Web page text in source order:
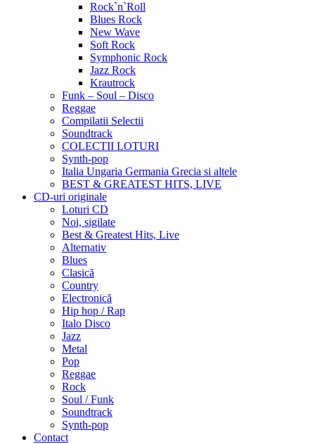
Rock`n`Roll
Blues Rock
New Wave
Soft Rock
Symphonic Rock
Jazz Rock
Krautrock
Funk – Soul – Disco
Reggae
Compilatii Selectii
Soundtrack
COLECTII LOTURI
Synth-pop
Italia Ungaria Germania Grecia si altele
BEST & GREATEST HITS, LIVE
CD-uri originale
Loturi CD
Noi, sigilate
Best & Greatest Hits, Live
Alternativ
Blues
Clasică
Country
Electronică
Hip hop / Rap
Italo Disco
Jazz
Metal
Pop
Reggae
Rock
Soul / Funk
Soundtrack
Synth-pop
Contact